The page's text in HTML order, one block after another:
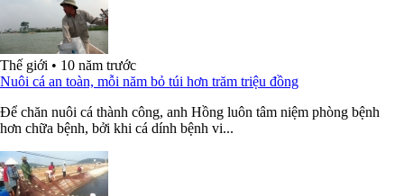
Thế giới • 10 năm trước
Nuôi cá an toàn, mỗi năm bỏ túi hơn trăm triệu đồng
Để chăn nuôi cá thành công, anh Hồng luôn tâm niệm phòng bệnh
hơn chữa bệnh, bởi khi cá dính bệnh vi...